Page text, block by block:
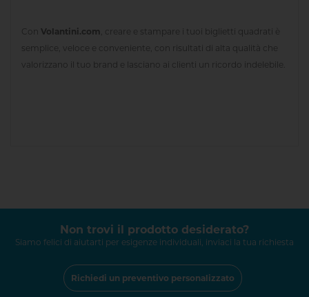
Con Volantini.com
, creare e stampare i tuoi biglietti quadrati è
semplice, veloce e conveniente, con risultati di alta qualità che
valorizzano il tuo brand e lasciano ai clienti un ricordo indelebile.
Non trovi il prodotto desiderato?
Siamo felici di aiutarti per esigenze individuali, inviaci la tua richiesta
Richiedi un preventivo personalizzato